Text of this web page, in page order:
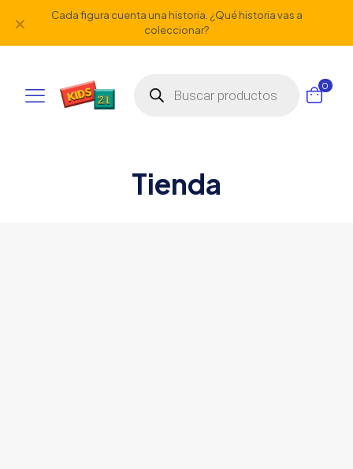
Cada figura cuenta una historia. ¿Qué historia vas a
coleccionar?
✕
productos
0
Tienda